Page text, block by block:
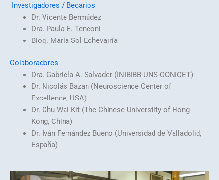
Investigadores / Becarios
Dr. Vicente Bermúdez
Dra. Paula E. Tenconi
Bioq. María Sol Echevarría
Colaboradores
Dra. Gabriela A. Salvador (INIBIBB-UNS-CONICET)
Dr. Nicolás Bazan (Neuroscience Center of
Excellence, USA).
Dr. Chu Wai Kit (The Chinese Universtity of Hong
Kong, China)
Dr. Iván Fernández Bueno (Universidad de Valladolid,
España)